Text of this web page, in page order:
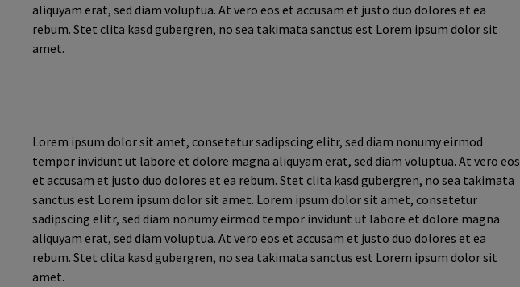
aliquyam erat, sed diam voluptua. At vero eos et accusam et justo duo dolores et ea
rebum. Stet clita kasd gubergren, no sea takimata sanctus est Lorem ipsum dolor sit
amet.
Lorem ipsum dolor sit amet, consetetur sadipscing elitr, sed diam nonumy eirmod
tempor invidunt ut labore et dolore magna aliquyam erat, sed diam voluptua. At vero eos
et accusam et justo duo dolores et ea rebum. Stet clita kasd gubergren, no sea takimata
sanctus est Lorem ipsum dolor sit amet. Lorem ipsum dolor sit amet, consetetur
sadipscing elitr, sed diam nonumy eirmod tempor invidunt ut labore et dolore magna
aliquyam erat, sed diam voluptua. At vero eos et accusam et justo duo dolores et ea
rebum. Stet clita kasd gubergren, no sea takimata sanctus est Lorem ipsum dolor sit
amet.